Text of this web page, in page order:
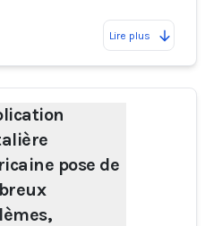
Lire plus
pose de